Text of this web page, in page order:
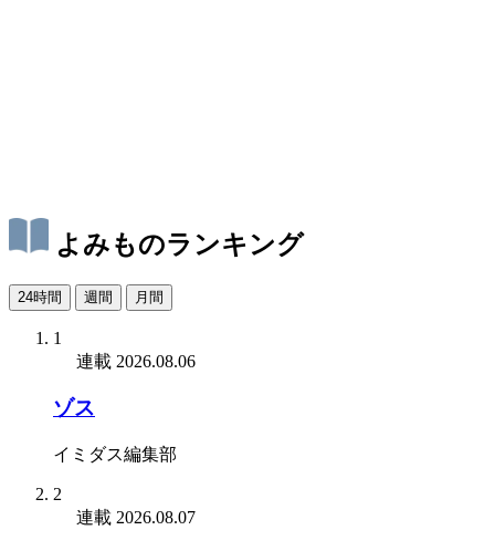
よみものランキング
24時間 週間 月間
1
連載 2026.08.06
ゾス
イミダス編集部
2
連載 2026.08.07